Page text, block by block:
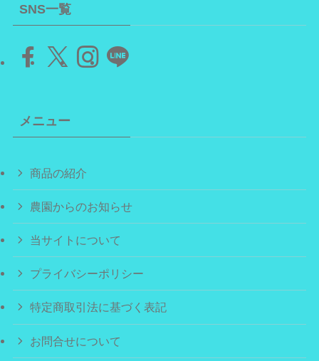
SNS一覧
メニュー
商品の紹介
農園からのお知らせ
当サイトについて
プライバシーポリシー
特定商取引法に基づく表記
お問合せについて